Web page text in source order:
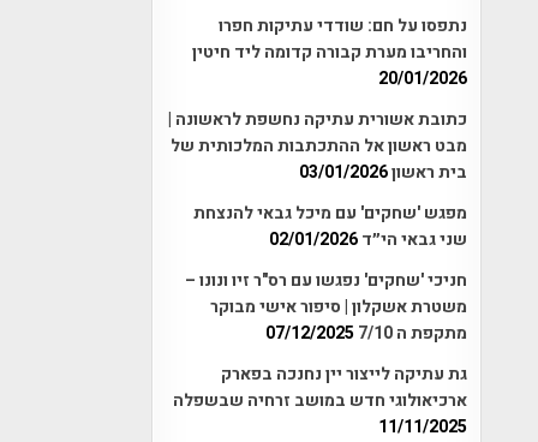
נתפסו על חם: שודדי עתיקות חפרו
והחריבו מערת קבורה קדומה ליד חיטין
20/01/2026
כתובת אשורית עתיקה נחשפת לראשונה |
מבט ראשון אל ההתכתבות המלכותית של
בית ראשון03/01/2026
מפגש 'שחקים' עם מיכל גבאי להנצחת
שני גבאי הי״ד02/01/2026
חניכי 'שחקים' נפגשו עם רס"ר זיו ונונו –
משטרת אשקלון | סיפור אישי מבוקר
מתקפת ה 7/10
07/12/2025
גת עתיקה לייצור יין נחנכה בפארק
ארכיאולוגי חדש במושב זרחיה שבשפלה
11/11/2025